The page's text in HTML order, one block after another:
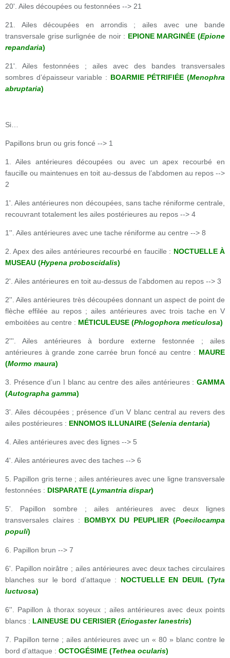
20'. Ailes découpées ou festonnées --> 21
21. Ailes découpées en arrondis ; ailes avec une bande
transversale grise surlignée de noir : EPIONE MARGINÉE (Epione
repandaria)
21'. Ailes festonnées ; ailes avec des bandes transversales
sombres d’épaisseur variable : BOARMIE PÉTRIFIÉE (Menophra
abruptaria)
Si…
Papillons brun ou gris foncé --> 1
1. Ailes antérieures découpées ou avec un apex recourbé en
faucille ou maintenues en toit au-dessus de l’abdomen au repos -->
2
1'. Ailes antérieures non découpées, sans tache réniforme centrale,
recouvrant totalement les ailes postérieures au repos --> 4
1''. Ailes antérieures avec une tache réniforme au centre --> 8
2. Apex des ailes antérieures recourbé en faucille : NOCTUELLE À
MUSEAU (Hypena proboscidalis)
2'. Ailes antérieures en toit au-dessus de l’abdomen au repos --> 3
2''. Ailes antérieures très découpées donnant un aspect de point de
flèche effilée au repos ; ailes antérieures avec trois tache en V
emboitées au centre : MÉTICULEUSE (Phlogophora meticulosa)
2'''. Ailes antérieures à bordure externe festonnée ; ailes
antérieures à grande zone carrée brun foncé au centre : MAURE
(Mormo maura)
3. Présence d’unl blanc au centre des ailes antérieures :GAMMA
(Autographa gamma)
3'. Ailes découpées ; présence d’un V blanc central au revers des
ailes postérieures : ENNOMOS ILLUNAIRE (Selenia dentaria)
4. Ailes antérieures avec des lignes --> 5
4'. Ailes antérieures avec des taches --> 6
5. Papillon gris terne ; ailes antérieures avec une ligne transversale
festonnées : DISPARATE (Lymantria dispar)
5'. Papillon sombre ; ailes antérieures avec deux lignes
transversales claires : BOMBYX DU PEUPLIER (Poecilocampa
populi)
6. Papillon brun --> 7
6'. Papillon noirâtre ; ailes antérieures avec deux taches circulaires
blanches sur le bord d’attaque : NOCTUELLE EN DEUIL (Tyta
luctuosa)
6''. Papillon à thorax soyeux ; ailes antérieures avec deux points
blancs : LAINEUSE DU CERISIER (Eriogaster lanestris)
7. Papillon terne ; ailes antérieures avec un « 80 » blanc contre le
bord d’attaque : OCTOGÉSIME (Tethea ocularis)